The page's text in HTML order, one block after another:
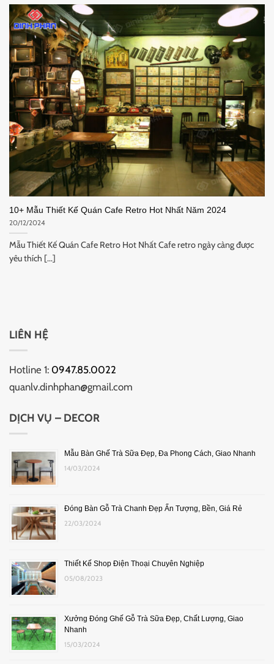
10+ Mẫu Thiết Kế Quán Cafe Retro Hot Nhất Năm 2024
20/12/2024
Mẫu Thiết Kế Quán Cafe Retro Hot Nhất Cafe retro ngày càng được
yêu thích [...]
LIÊN HỆ
Hotline 1: 0947.85.0022
quanlv.dinhphan@gmail.com
DỊCH VỤ – DECOR
Mẫu Bàn Ghế Trà Sữa Đẹp, Đa Phong Cách, Giao Nhanh
14/03/2024
Đóng Bàn Gỗ Trà Chanh Đẹp Ấn Tượng, Bền, Giá Rẻ
22/03/2024
Thiết Kế Shop Điện Thoại Chuyên Nghiệp
05/08/2023
Xưởng Đóng Ghế Gỗ Trà Sữa Đẹp, Chất Lượng, Giao
Nhanh
15/03/2024